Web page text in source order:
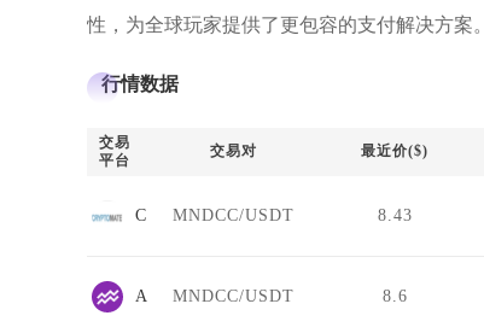
性，为全球玩家提供了更包容的支付解决方案。
行情数据
交易
平台
交易对 最近价($)
MNDCC/USDT 8.43
MNDCC/USDT 8.6